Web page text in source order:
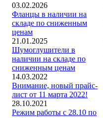
03.02.2026
Фланцы в наличии на
складе по сниженным
ценам
21.01.2025
Шумоглушители в
наличии на складе по
сниженным ценам
14.03.2022
Внимание, новый прайс-
лист от 11 марта 2022!
28.10.2021
Режим работы с 28.10 по